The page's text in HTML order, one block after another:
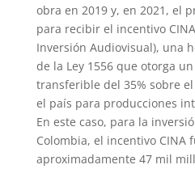
obra en 2019 y, en 2021, el
para recibir el incentivo
Inversión Audiovisual), una
de la Ley 1556 que otorga
transferible del 35% sobre
el país para producciones
En este caso, para la
Colombia, el incentivo CINA
aproximadamente 47 mil